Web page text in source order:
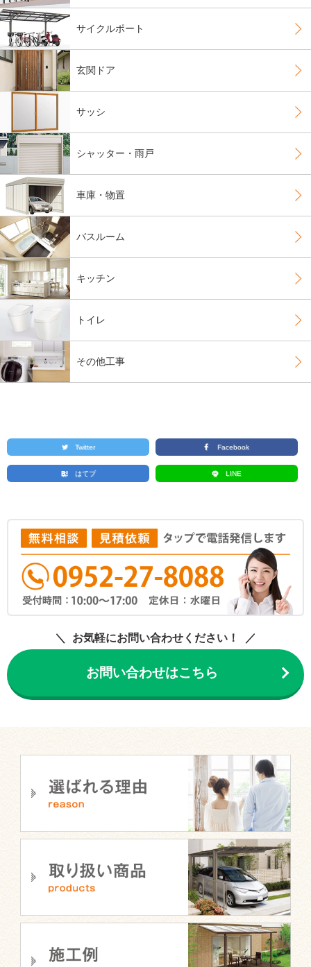
サイクルポート
玄関ドア
サッシ
シャッター・雨戸
車庫・物置
バスルーム
キッチン
トイレ
その他工事
Twitter Facebook
はてブ LINE
お気軽にお問い合わせください！
お問い合わせはこちら